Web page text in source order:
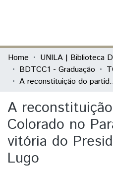
Communities & Collections
All of DSpace
Home
BDTCC1 - Graduação
A reconstituição do
A
Colorado no
vitória do
Lugo